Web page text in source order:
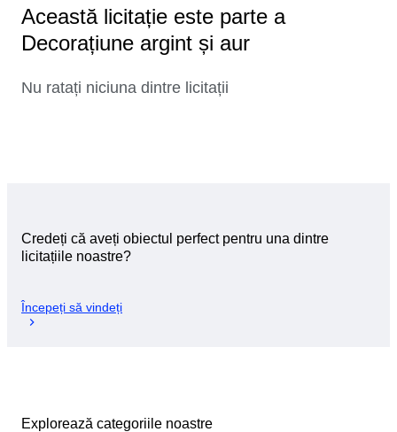
Această licitație este parte a
Decorațiune argint și aur
Nu ratați niciuna dintre licitații
Credeți că aveți obiectul perfect pentru una dintre
licitațiile noastre?
Începeți să vindeți
Explorează categoriile noastre